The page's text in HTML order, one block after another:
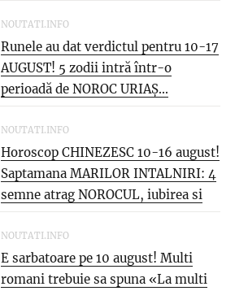
NOUTATI.INFO
Runele au dat verdictul pentru 10-17
AUGUST! 5 zodii intră într-o
perioadă de NOROC URIAȘ...
NOUTATI.INFO
Horoscop CHINEZESC 10-16 august!
Saptamana MARILOR INTALNIRI: 4
semne atrag NOROCUL, iubirea si
oportunitatea care...
NOUTATI.INFO
E sarbatoare pe 10 august! Multi
romani trebuie sa spuna «La multi